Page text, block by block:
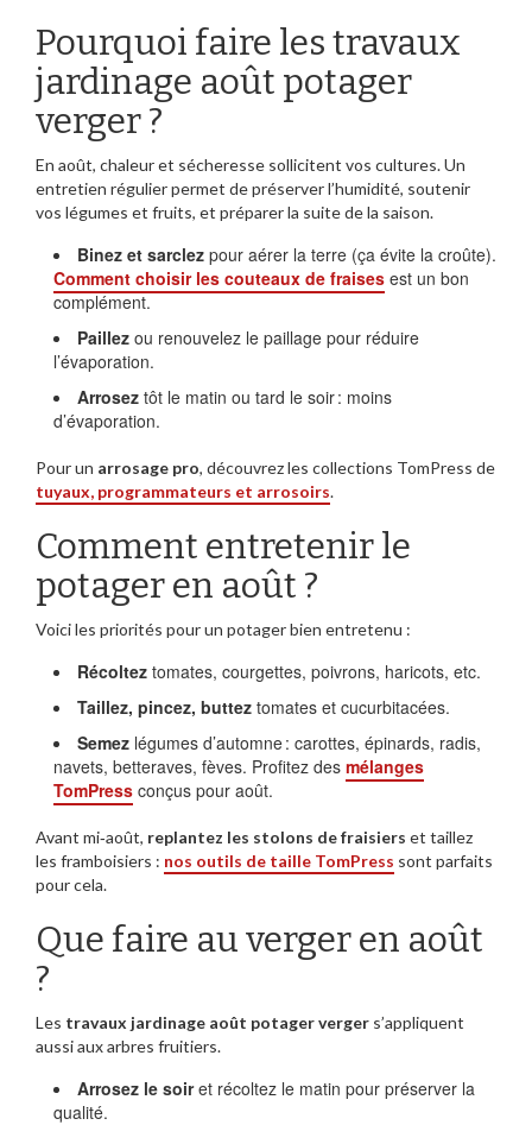
Pourquoi faire les travaux
jardinage août potager
verger ?
En août, chaleur et sécheresse sollicitent vos cultures. Un
entretien régulier permet de préserver l’humidité, soutenir
vos légumes et fruits, et préparer la suite de la saison.
Binez et sarclez pour aérer la terre (ça évite la croûte).
Comment choisir les couteaux de fraises est un bon
complément.
Paillez ou renouvelez le paillage pour réduire
l’évaporation.
Arrosez tôt le matin ou tard le soir : moins
d’évaporation.
Pour un arrosage pro, découvrez les collections TomPress de
tuyaux, programmateurs et arrosoirs.
Comment entretenir le
potager en août ?
Voici les priorités pour un potager bien entretenu :
Récoltez tomates, courgettes, poivrons, haricots, etc.
Taillez, pincez, buttez tomates et cucurbitacées.
Semez légumes d’automne : carottes, épinards, radis,
navets, betteraves, fèves. Profitez des mélanges
TomPress conçus pour août.
Avant mi‑août, replantez les stolons de fraisiers et taillez
les framboisiers : nos outils de taille TomPress sont parfaits
pour cela.
Que faire au verger en août
?
Les travaux jardinage août potager verger s’appliquent
aussi aux arbres fruitiers.
Arrosez le soiret récoltez le matin pour préserver la
qualité.